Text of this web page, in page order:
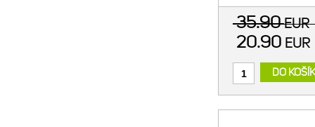
35.90EUR
20.90 EUR
DO